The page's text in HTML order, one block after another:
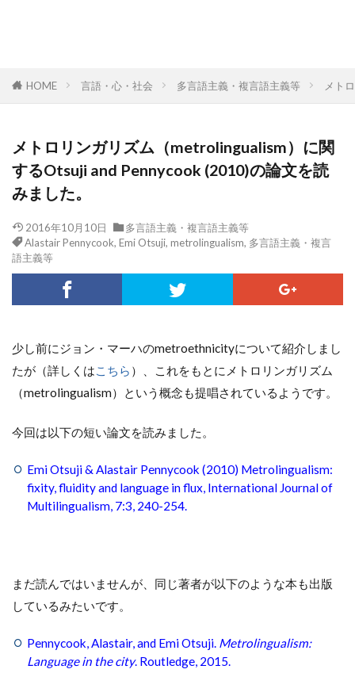
HOME 言語・心・社会 多言語主義・複言語主義等 メト
メトロリンガリズム（metrolingualism）に関
するOtsuji and Pennycook (2010)の論文を読
みました。
2016年10月10日
多言語主義・複言語主義等
Alastair Pennycook, Emi Otsuji, metrolingualism, 多言語主義・複言
語主義等
少し前にジョン・マーハのmetroethnicityについて紹介しまし
たが（詳しくは こちら ）、これをもとにメトロリンガリズム
（metrolingualism）という概念も提唱されているようです。
今回は以下の短い論文を読みました。
Emi Otsuji & Alastair Pennycook (2010) Metrolingualism:
fixity, fluidity and language in flux, International Journal of
Multilingualism, 7:3, 240-254.
まだ読んではいませんが、同じ著者が以下のような本も出版
しているみたいです。
Pennycook, Alastair, and Emi Otsuji. Metrolingualism:
Language in the city. Routledge, 2015.